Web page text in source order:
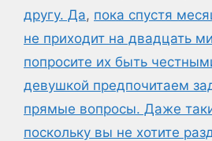
другу. Да, пока спустя
не приходит на двадцать
попросите их быть
девушкой предпочитаем
прямые вопросы. Даже
поскольку вы не хотите